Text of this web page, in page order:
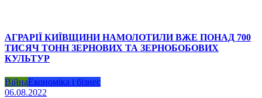
АГРАРІЇ КИЇВЩИНИ НАМОЛОТИЛИ ВЖЕ ПОНАД 700
ТИСЯЧ ТОНН ЗЕРНОВИХ ТА ЗЕРНОБОБОВИХ
КУЛЬТУР
ВійнаЕкономіка і бізнес
06.08.2022